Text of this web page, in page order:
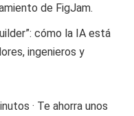
de FigJam.
cómo la IA está
ingenieros y
· Te ahorra unos